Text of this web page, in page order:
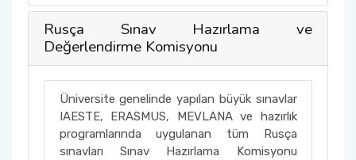
Rusça Sınav Hazırlama ve
Değerlendirme Komisyonu
Üniversite genelinde yapılan büyük sınavlar
IAESTE, ERASMUS, MEVLANA ve hazırlık
programlarında uygulanan tüm Rusça
sınavları Sınav Hazırlama Komisyonu